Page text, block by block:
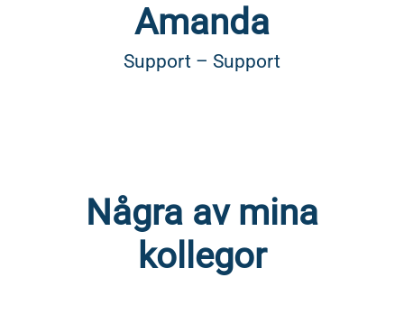
Amanda
Support – Support
Några av mina
kollegor